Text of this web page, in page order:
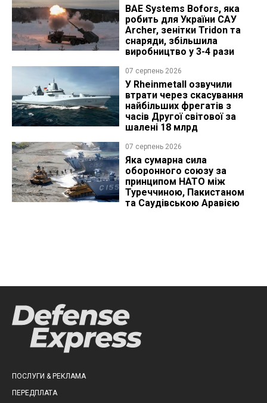
BAE Systems Bofors, яка
робить для України САУ
Archer, зенітки Tridon та
снаряди, збільшила
виробництво у 3-4 рази
07 серпень 2026
У Rheinmetall озвучили
втрати через скасування
найбільших фрегатів з
часів Другої світової за
шалені 18 млрд
07 серпень 2026
Яка сумарна сила
оборонного союзу за
принципом НАТО між
Туреччиною, Пакистаном
та Саудівською Аравією
ПОСЛУГИ & РЕКЛАМА
ПЕРЕДПЛАТА